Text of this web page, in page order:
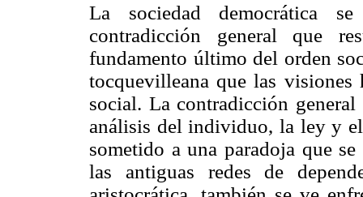
La sociedad democrática
contradicción general que
fundamento último del orden
tocquevilleana que las
social. La contradicción
análisis del individuo, la ley y
sometido a una paradoja que
las antiguas redes de